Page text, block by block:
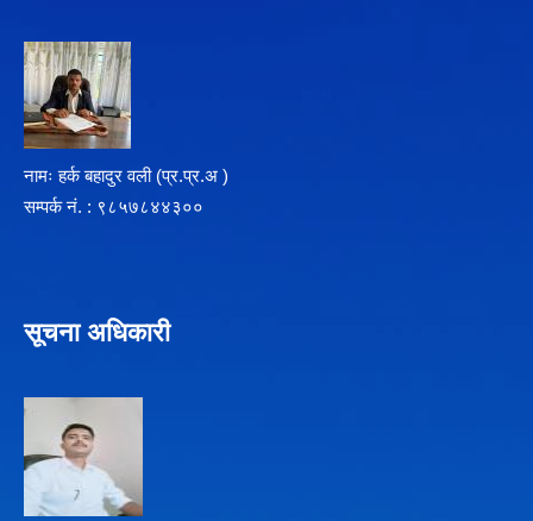
नामः हर्क बहादुर वली (प्र‍.प्र.अ )
सम्पर्क न‌ं. : ९८५७८४४३००
सूचना अधिकारी